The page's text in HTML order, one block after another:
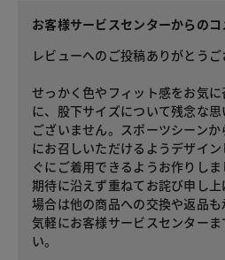
お客様サービスセンターからのコ
レビューへのご投稿ありがとうご
せっかく色やフィット感をお気
に、股下サイズについて残念な
ございません。スポーツシーン
にお召しいただけるようデザイ
ぐにご着用できるようお作りし
期待に沿えず重ねてお詫び申し
場合は他の商品への交換や返品
気軽にお客様サービスセンター
い。